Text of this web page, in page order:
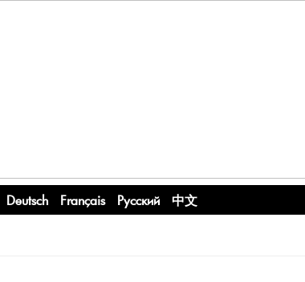
Deutsch Français Русский 中文